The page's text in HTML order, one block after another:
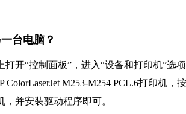
台电脑？
开“控制面板”，进入“设备和打印机”选
M253-M254 PCL.6打印机，
并安装驱动程序即可。